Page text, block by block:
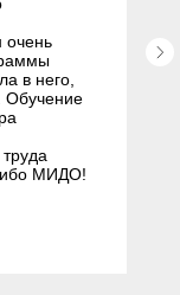
очень
в него,
Обучение
МИДО!